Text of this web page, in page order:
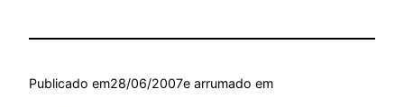
Publicado em28/06/2007e arrumado em